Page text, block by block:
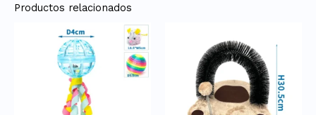
Productos relacionados